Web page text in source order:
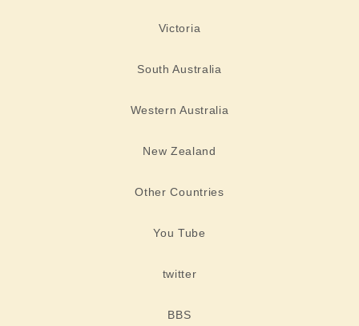
Victoria
South Australia
Western Australia
New Zealand
Other Countries
You Tube
twitter
BBS